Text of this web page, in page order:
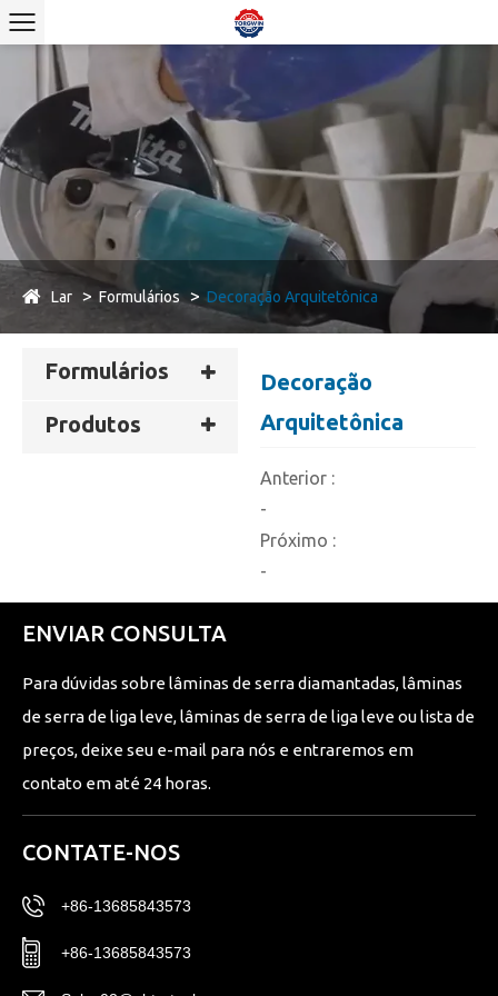
Lar Formulários Decoração Arquitetônica
Formulários
Produtos
Decoração
Arquitetônica
Anterior :
-
Próximo :
-
ENVIAR CONSULTA
Para dúvidas sobre lâminas de serra diamantadas, lâminas
de serra de liga leve, lâminas de serra de liga leve ou lista de
preços, deixe seu e-mail para nós e entraremos em
contato em até 24 horas.
CONTATE-NOS
+86-13685843573
+86-13685843573